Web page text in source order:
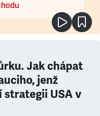
Jak chápat
jenž
strategii USA v